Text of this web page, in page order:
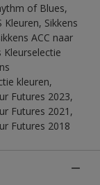
of Blues,
Kleuren, Sikkens
ACC naar
Kleurselectie
kleuren,
Futures 2023,
Futures 2021,
Futures 2018